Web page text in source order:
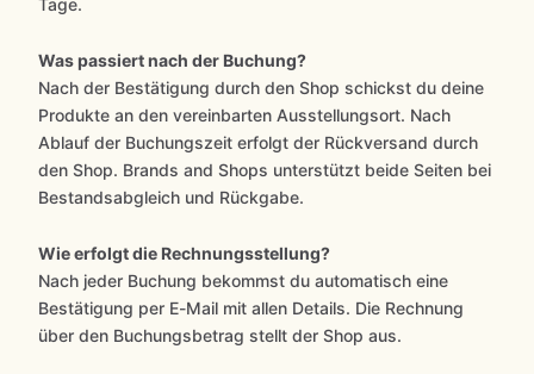
Tage.
Was passiert nach der Buchung?
Nach der Bestätigung durch den Shop schickst du deine
Produkte an den vereinbarten Ausstellungsort. Nach
Ablauf der Buchungszeit erfolgt der Rückversand durch
den Shop. Brands and Shops unterstützt beide Seiten bei
Bestandsabgleich und Rückgabe.
Wie erfolgt die Rechnungsstellung?
Nach jeder Buchung bekommst du automatisch eine
Bestätigung per E-Mail mit allen Details. Die Rechnung
über den Buchungsbetrag stellt der Shop aus.